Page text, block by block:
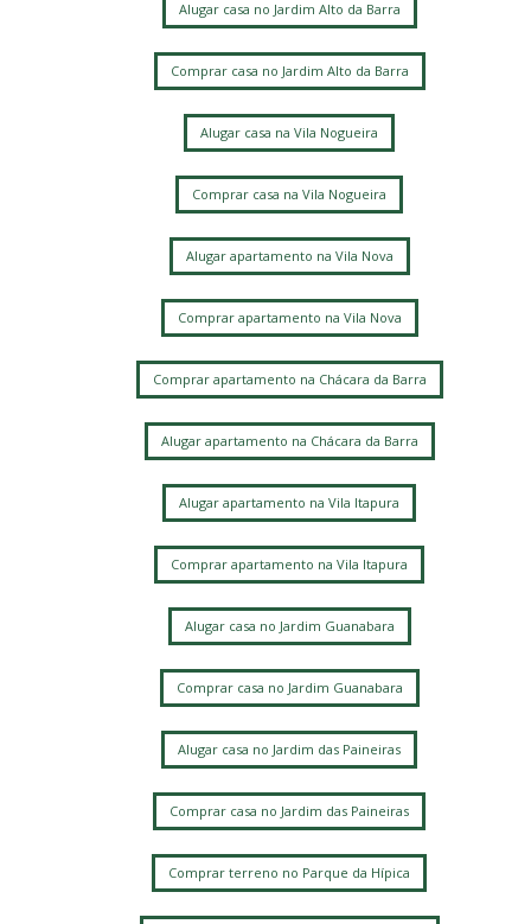
Alugar casa no Jardim Alto da Barra
Comprar casa no Jardim Alto da Barra
Alugar casa na Vila Nogueira
Comprar casa na Vila Nogueira
Alugar apartamento na Vila Nova
Comprar apartamento na Vila Nova
Comprar apartamento na Chácara da Barra
Alugar apartamento na Chácara da Barra
Alugar apartamento na Vila Itapura
Comprar apartamento na Vila Itapura
Alugar casa no Jardim Guanabara
Comprar casa no Jardim Guanabara
Alugar casa no Jardim das Paineiras
Comprar casa no Jardim das Paineiras
Comprar terreno no Parque da Hípica